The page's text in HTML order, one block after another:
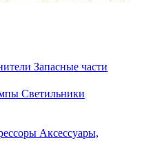
Запасные части
Светильники
Аксессуары,